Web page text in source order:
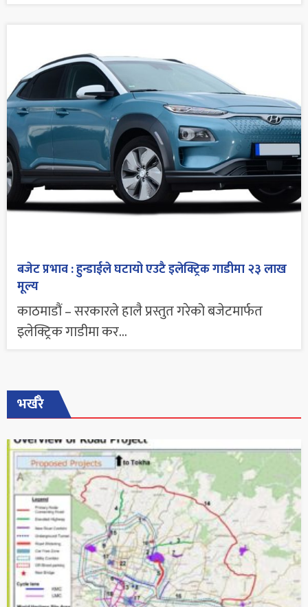
बजेट प्रभाव : हुन्डाईले घटायो एउटै इलेक्ट्रिक गाडीमा २३ लाख
मूल्य
काठमाडौं – सरकारले हालै प्रस्तुत गरेको बजेटमार्फत
इलेक्ट्रिक गाडीमा कर...
भर्खरै